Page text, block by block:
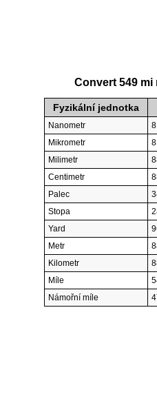
Convert 549 mi
Fyzikální jednotka
Nanometr
Mikrometr
Milimetr
Centimetr
Palec
Stopa
Yard
Metr
Kilometr
Míle
Námořní míle